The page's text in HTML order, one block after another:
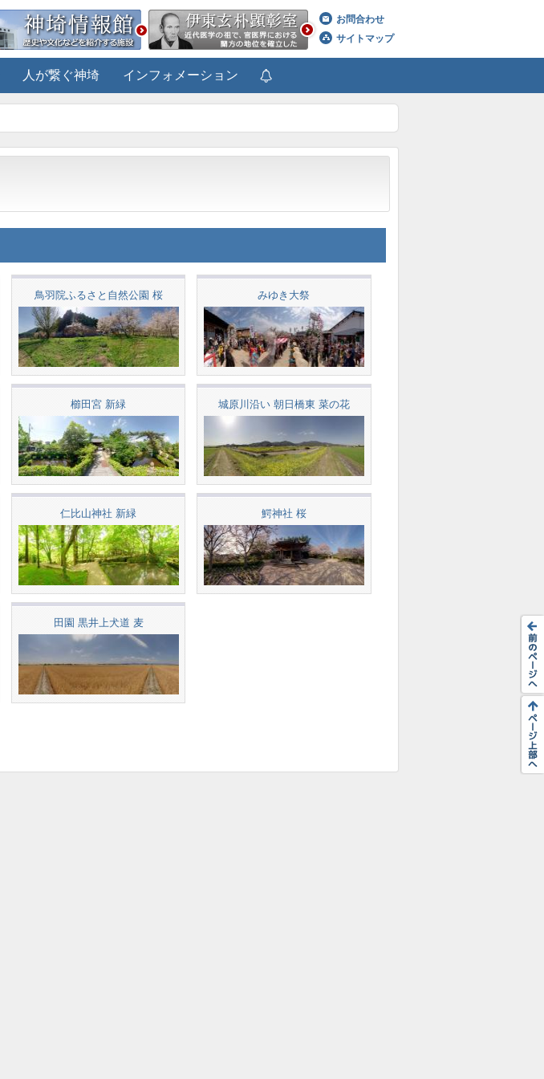
お問合わせ
サイトマップ
人が繋ぐ神埼 インフォメーション
鳥羽院ふるさと自然公園 桜 みゆき大祭
櫛田宮 新緑 城原川沿い 朝日橋東 菜の花
仁比山神社 新緑 鰐神社 桜
田園 黒井上犬道 麦